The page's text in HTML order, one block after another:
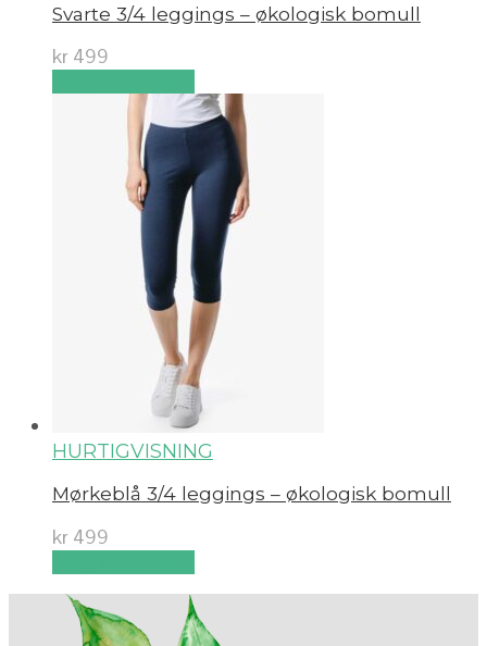
Svarte 3/4 leggings – økologisk bomull
kr 499
HURTIGVISNING
Mørkeblå 3/4 leggings – økologisk bomull
kr 499